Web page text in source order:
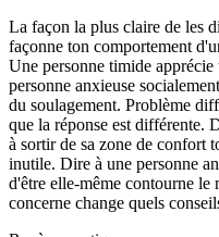
La façon la plus claire de les
façonne ton comportement
Une personne timide
personne anxieuse
du soulagement. Problème
que la réponse est différente.
à sortir de sa zone de confort
inutile. Dire à une personne
d'être elle-même contourne le
concerne change quels